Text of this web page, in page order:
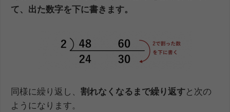
て、出た数字を下に書きます。
同様に繰り返し、 割れなくなるまで繰り返すと次の
ようになります。